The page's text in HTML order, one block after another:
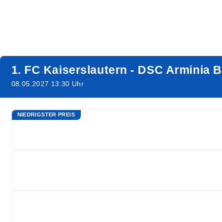
1. FC Kaiserslautern - DSC Arminia
08.05.2027 13:30 Uhr
NIEDRIGSTER PREIS